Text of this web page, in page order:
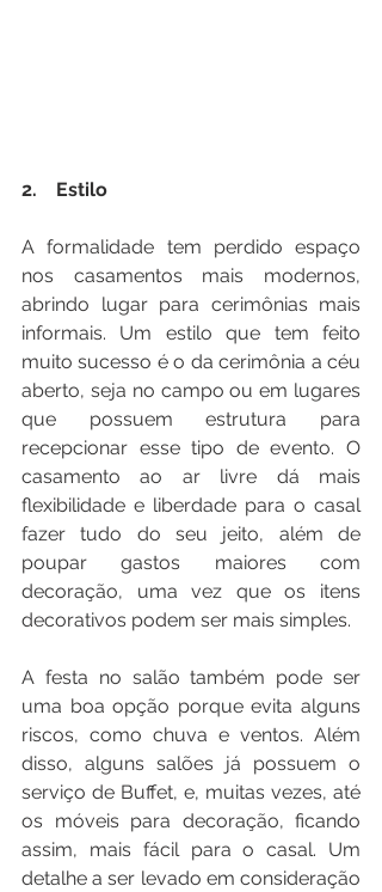
2.    Estilo
A formalidade tem perdido espaço
nos casamentos mais modernos,
abrindo lugar para cerimônias mais
informais. Um estilo que tem feito
muito sucesso é o da cerimônia a céu
aberto, seja no campo ou em lugares
que possuem estrutura para
recepcionar esse tipo de evento. O
casamento ao ar livre dá mais
flexibilidade e liberdade para o casal
fazer tudo do seu jeito, além de
poupar gastos maiores com
decoração, uma vez que os itens
decorativos podem ser mais simples.
A festa no salão também pode ser
uma boa opção porque evita alguns
riscos, como chuva e ventos. Além
disso, alguns salões já possuem o
serviço de Buffet, e, muitas vezes, até
os móveis para decoração, ficando
assim, mais fácil para o casal. Um
detalhe a ser levado em consideração